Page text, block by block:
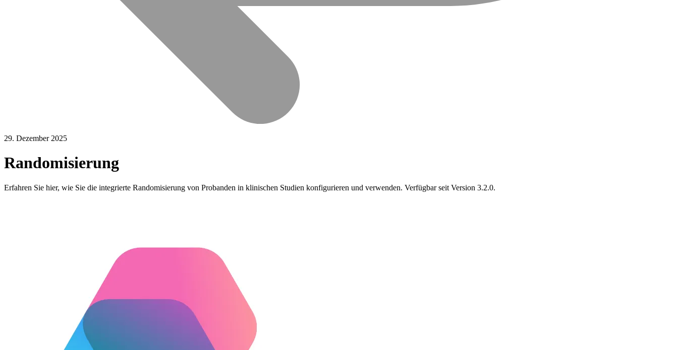
29. Dezember 2025
Randomisierung
Erfahren Sie hier, wie Sie die integrierte Randomisierung von Probanden in klinischen Studien konfigurieren und verwenden. Verfügbar seit Version 3.2.0.